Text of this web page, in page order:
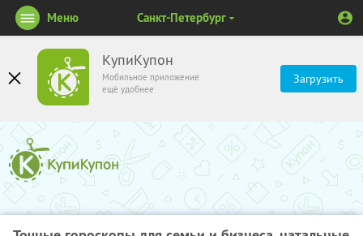
КупиКупон
Мобильное приложение
ещё удобнее
Загрузить
Меню Санкт-Петербург